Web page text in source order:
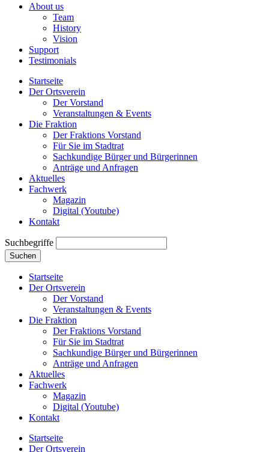
About us
Team
History
Vision
Support
Testimonials
Startseite
Der Ortsverein
Der Vorstand
Veranstaltungen & Events
Die Fraktion
Der Fraktions Vorstand
Für Sie im Stadtrat
Sachkundige Bürger und Bürgerinnen
Anträge und Anfragen
Aktuelles
Fachwerk
Magazin
Digital (Youtube)
Kontakt
Suchbegriffe
Suchen
Startseite
Der Ortsverein
Der Vorstand
Veranstaltungen & Events
Die Fraktion
Der Fraktions Vorstand
Für Sie im Stadtrat
Sachkundige Bürger und Bürgerinnen
Anträge und Anfragen
Aktuelles
Fachwerk
Magazin
Digital (Youtube)
Kontakt
Startseite
Der Ortsverein